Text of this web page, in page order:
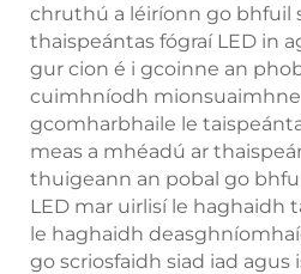
chruthú a léiríonn go bhfuil
thaispeántas fógraí LED in
gur cion é i gcoinne an
cuimhníodh
gcomharbhaile le
meas a mhéadú ar
thuigeann an pobal go
LED mar uirlisí le haghaidh
le haghaidh
go scriosfaidh siad iad agus